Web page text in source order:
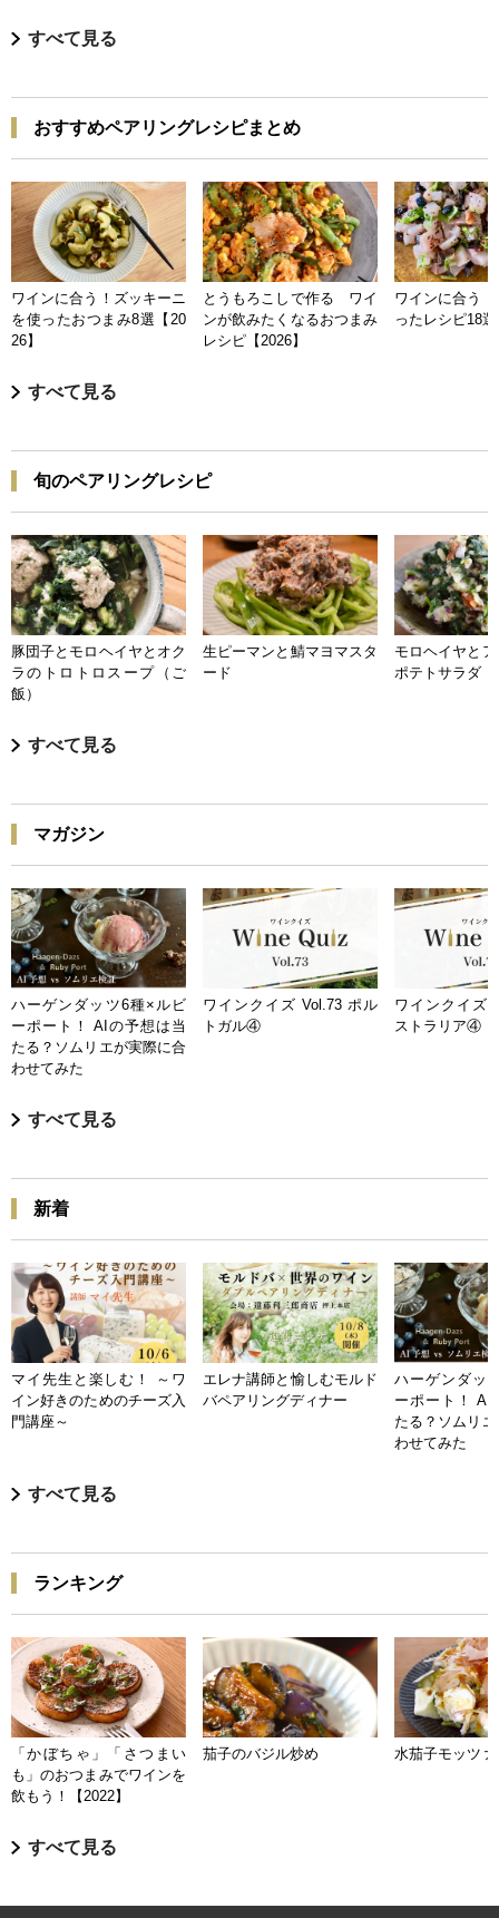
すべて見る
おすすめペアリングレシピまとめ
ワインに合う！ズッキーニ
を使ったおつまみ8選【20
26】
とうもろこしで作る ワイ
ンが飲みたくなるおつまみ
レシピ【2026】
ワインに合う
ったレシピ18
すべて見る
旬のペアリングレシピ
豚団子とモロヘイヤとオク
ラのトロトロスープ（ご
飯）
生ピーマンと鯖マヨマスタ
ード
モロヘイヤと
ポテトサラダ
すべて見る
マガジン
ハーゲンダッツ6種×ルビ
ーポート！ AIの予想は当
たる？ソムリエが実際に合
わせてみた
ワインクイズ Vol.73 ポル
トガル④
ワインクイズ
ストラリア④
すべて見る
新着
マイ先生と楽しむ！ ～ワ
イン好きのためのチーズ入
門講座～
エレナ講師と愉しむモルド
バペアリングディナー
ハーゲンダッ
ーポート！ AI
たる？ソムリ
わせてみた
すべて見る
ランキング
「かぼちゃ」「さつまい
も」のおつまみでワインを
飲もう！【2022】
茄子のバジル炒め 水茄子モッツァ
すべて見る